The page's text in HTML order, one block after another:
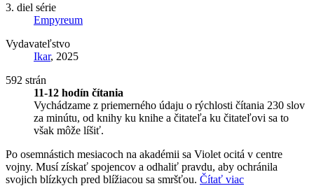
3. diel série
Empyreum
Vydavateľstvo
Ikar, 2025
592 strán
11-12 hodín čítania
Vychádzame z priemerného údaju o rýchlosti čítania 230 slov
za minútu, od knihy ku knihe a čitateľa ku čitateľovi sa to
však môže líšiť.
Po osemnástich mesiacoch na akadémii sa Violet ocitá v centre
vojny. Musí získať spojencov a odhaliť pravdu, aby ochránila
svojich blízkych pred blížiacou sa smršťou. Čítať viac